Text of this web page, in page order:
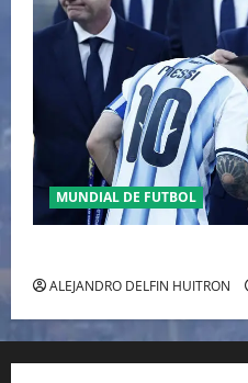
MUNDIAL DE FUTBOL
ALEJANDRO DELFIN HUITRON